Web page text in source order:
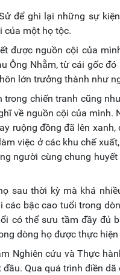
để ghi lại những sự
của một họ tộc.
được nguồn cội của
Ông Nhẵm, từ cái gốc
lớn trưởng thành như
trong chiến tranh cũng
về nguồn cội của
ruộng đồng đã lên
việc ở các khu chế
người cùng chung
sau thời kỳ mà khá
các bậc cao tuổi trong
có thể sưu tầm đầy đủ
dòng họ được thực
Nghiên cứu và Thực
Qua quá trình điền